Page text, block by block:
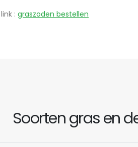
: graszoden bestellen
Soorten gras en